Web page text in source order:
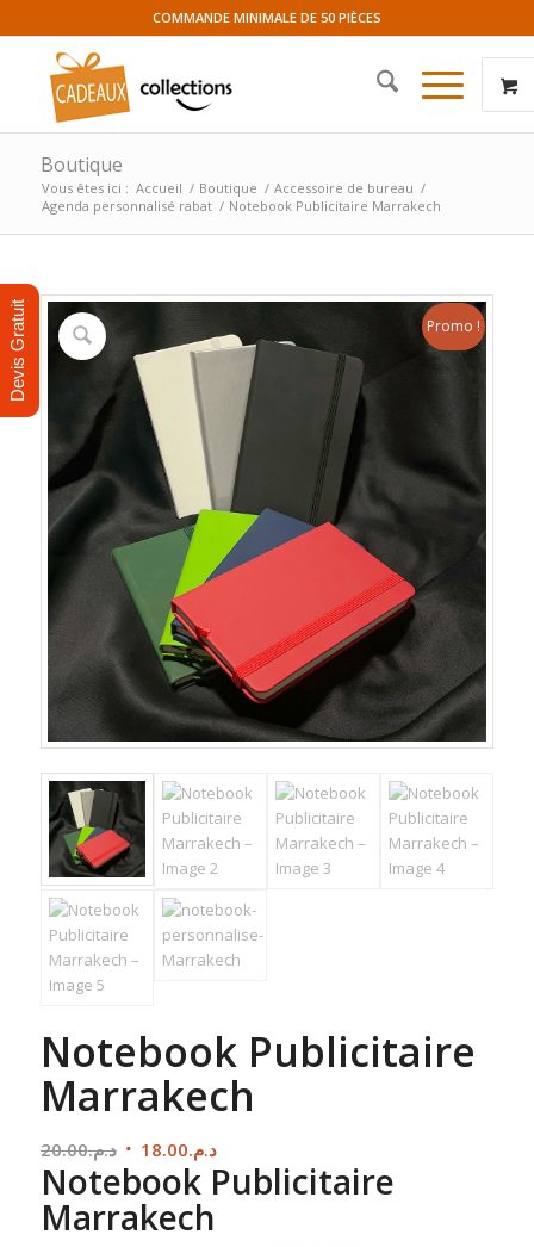
COMMANDE MINIMALE DE 50 PIÈCES
Boutique
Vous êtes ici : Accueil / Boutique / Accessoire de bureau /
Agenda personnalisé rabat / Notebook Publicitaire Marrakech
Promo !
Notebook Publicitaire
Marrakech
د.م.20.00
Le
prix
initial
était :
د.م.18.00
Le
prix
Notebook Publicitaire
Marrakech
Devis Gratuit